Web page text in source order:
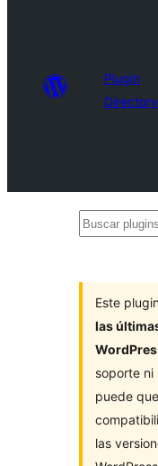
Plugin
Directory
Buscar
Este
las
soporte ni
puede
las